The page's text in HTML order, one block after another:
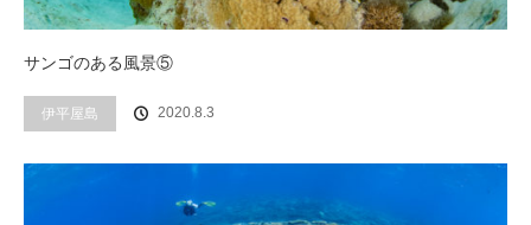
サンゴのある風景⑤
伊平屋島 2020.8.3